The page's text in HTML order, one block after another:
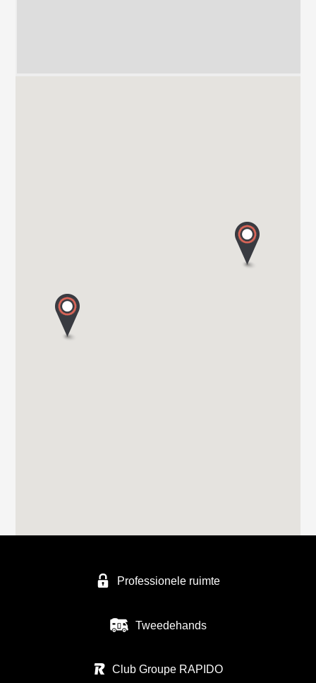
Professionele ruimte
Tweedehands
Club Groupe RAPIDO